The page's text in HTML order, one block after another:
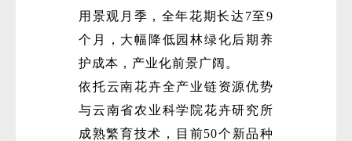
用景观月季，全年花期长达7至9
个月，大幅降低园林绿化后期养
护成本，产业化前景广阔。
依托云南花卉全产业链资源优势
与云南省农业科学院花卉研究所
成熟繁育技术，目前50个新品种